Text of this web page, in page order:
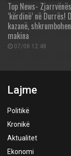
Top News-
‘kërdinë’ në Durrës!
kazanë,
makina
07/08 12:48
Lajme
Politikë
Kronikë
Aktualitet
Ekonomi